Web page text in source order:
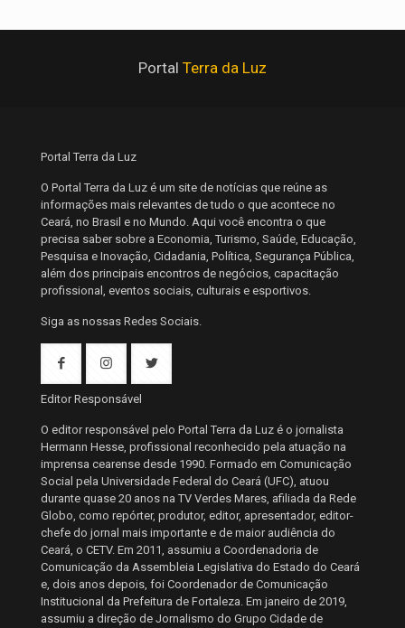
Portal Terra da Luz
Portal Terra da Luz
O Portal Terra da Luz é um site de notícias que reúne as
informações mais relevantes de tudo o que acontece no
Ceará, no Brasil e no Mundo. Aqui você encontra o que
precisa saber sobre a Economia, Turismo, Saúde, Educação,
Pesquisa e Inovação, Cidadania, Política, Segurança Pública,
além dos principais encontros de negócios, capacitação
profissional, eventos sociais, culturais e esportivos.
Siga as nossas Redes Sociais.
Editor Responsável
O editor responsável pelo Portal Terra da Luz é o jornalista
Hermann Hesse, profissional reconhecido pela atuação na
imprensa cearense desde 1990. Formado em Comunicação
Social pela Universidade Federal do Ceará (UFC), atuou
durante quase 20 anos na TV Verdes Mares, afiliada da Rede
Globo, como repórter, produtor, editor, apresentador, editor-
chefe do jornal mais importante e de maior audiência do
Ceará, o CETV. Em 2011, assumiu a Coordenadoria de
Comunicação da Assembleia Legislativa do Estado do Ceará
e, dois anos depois, foi Coordenador de Comunicação
Institucional da Prefeitura de Fortaleza. Em janeiro de 2019,
assumiu a direção de Jornalismo do Grupo Cidade de